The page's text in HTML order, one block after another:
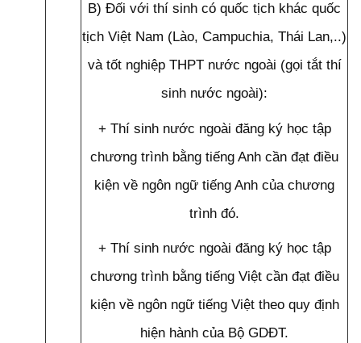
B) Đối với thí sinh có quốc tịch khác quốc
tịch Việt Nam (Lào, Campuchia, Thái Lan,..)
và tốt nghiệp THPT nước ngoài (gọi tắt thí
sinh nước ngoài):
+ Thí sinh nước ngoài đăng ký học tập
chương trình bằng tiếng Anh cần đạt điều
kiện về ngôn ngữ tiếng Anh của chương
trình đó.
+ Thí sinh nước ngoài đăng ký học tập
chương trình bằng tiếng Việt cần đạt điều
kiện về ngôn ngữ tiếng Việt theo quy định
hiện hành của Bộ GDĐT.